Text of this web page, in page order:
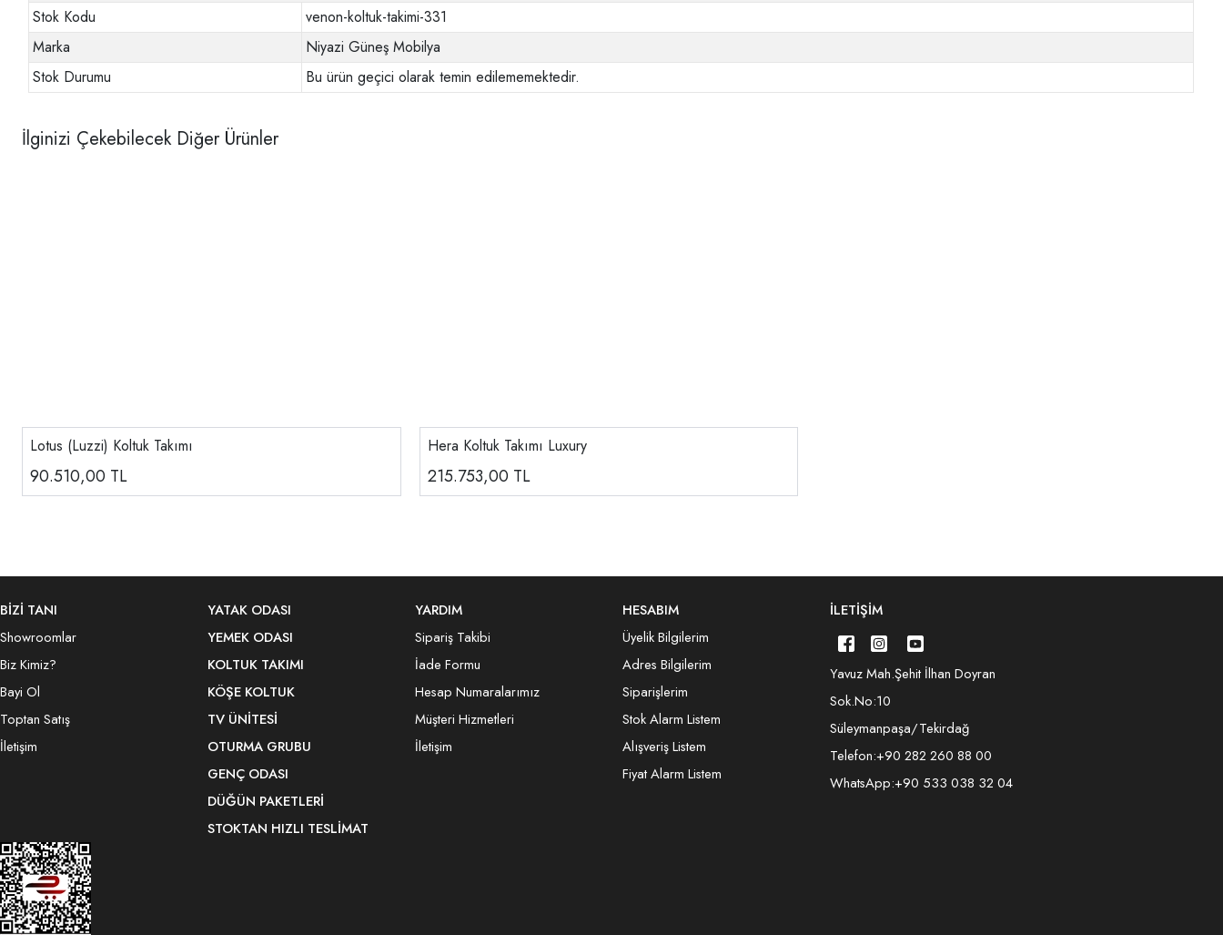
Stok Kodu
venon-koltuk-takimi-331
Marka
Niyazi Güneş Mobilya
Stok Durumu
Bu ürün geçici olarak temin edilememektedir.
İlginizi Çekebilecek Diğer Ürünler
Lotus (Luzzi) Koltuk Takımı
90.510,00 TL
Hera Koltuk Takımı Luxury
215.753,00 TL
BİZİ TANI
Showroomlar
Biz Kimiz?
Bayi Ol
Toptan Satış
İletişim
YATAK ODASI
YEMEK ODASI
KOLTUK TAKIMI
KÖŞE KOLTUK
TV ÜNITESI
OTURMA GRUBU
GENÇ ODASI
DÜĞÜN PAKETLERI
STOKTAN HIZLI TESLIMAT
YARDIM
Sipariş Takibi
İade Formu
Hesap Numaralarımız
Müşteri Hizmetleri
İletişim
HESABIM
Üyelik Bilgilerim
Adres Bilgilerim
Siparişlerim
Stok Alarm Listem
Alışveriş Listem
Fiyat Alarm Listem
İLETIŞIM
Yavuz Mah.Şehit İlhan Doyran
Sok.No:10
Süleymanpaşa/Tekirdağ
Telefon:+90 282 260 88 00
WhatsApp:+90 533 038 32 04